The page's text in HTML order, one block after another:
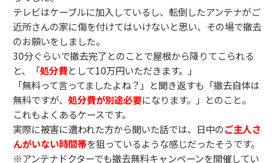
テレビはケーブルに加入しているし、転倒したアンテナがご
近所さんの家に傷を付けてはいけないと思い、その場で撤去
のお願いをしました。
30分ぐらいで撤去完了とのことで屋根から降りてこられる
と、「処分費として10万円いただきます。」
「無料って言ってましたよね？」と聞き返すも「撤去自体は
無料ですが、 処分費が別途必要になります。」とのこと。
これもよくあるケースです。
実際に被害に遭われた方から聞いた話では、日中のご主人さ
んがいない時間帯を狙っているような感じだったそうです。
※アンテナドクターでも撤去無料キャンペーンを開催してい